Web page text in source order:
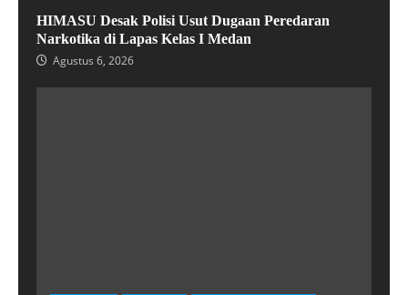
HIMASU Desak Polisi Usut Dugaan Peredaran
Narkotika di Lapas Kelas I Medan
Agustus 6, 2026